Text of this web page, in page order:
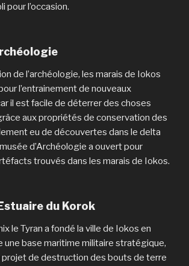
pour l’occasion.
de l’archéologie, les marais de Iokos
l’entrainement de nouveaux
il est facile de déterrer des choses
aux propriétés de conservation des
eu de découvertes dans le delta
d’Archéologie a ouvert pour
trouvés dans les marais de Iokos.
du Korok
le Tyran a fondé la ville de Iokos en
une base maritime militaire stratégique,
projet de destruction des bouts de terre